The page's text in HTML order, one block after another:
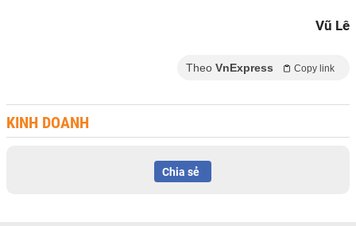
Vũ Lê
Theo VnExpress Copy link
KINH DOANH
Chia sẻ